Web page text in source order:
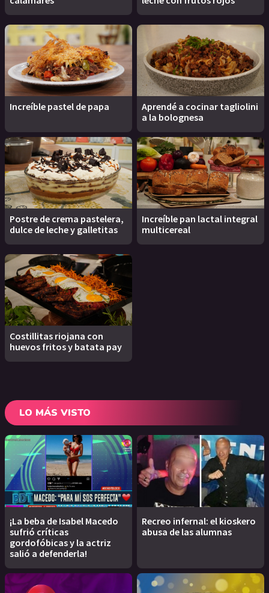
Increíble pastel de papa
Aprendé a cocinar tagliolini
a la bolognesa
Postre de crema pastelera,
dulce de leche y galletitas
Increíble pan lactal integral
multicereal
Costillitas riojana con
huevos fritos y batata pay
LO MÁS VISTO
¡La beba de Isabel Macedo
sufrió críticas
gordofóbicas y la actriz
salió a defenderla!
Recreo infernal: el kioskero
abusa de las alumnas